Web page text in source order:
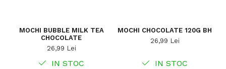
MOCHI BUBBLE MILK TEA
CHOCOLATE
26,99 Lei
IN STOC
MOCHI CHOCOLATE 120G BH
26,99 Lei
IN STOC